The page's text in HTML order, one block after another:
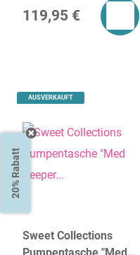
119,95 €
AUSVERKAUFT
Sweet Collections
20% Rabatt